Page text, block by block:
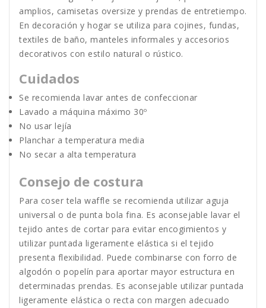
amplios, camisetas oversize y prendas de entretiempo.
En decoración y hogar se utiliza para cojines, fundas,
textiles de baño, manteles informales y accesorios
decorativos con estilo natural o rústico.
Cuidados
Se recomienda lavar antes de confeccionar
Lavado a máquina máximo 30º
No usar lejía
Planchar a temperatura media
No secar a alta temperatura
Consejo de costura
Para coser tela waffle se recomienda utilizar aguja
universal o de punta bola fina. Es aconsejable lavar el
tejido antes de cortar para evitar encogimientos y
utilizar puntada ligeramente elástica si el tejido
presenta flexibilidad. Puede combinarse con forro de
algodón o popelín para aportar mayor estructura en
determinadas prendas. Es aconsejable utilizar puntada
ligeramente elástica o recta con margen adecuado